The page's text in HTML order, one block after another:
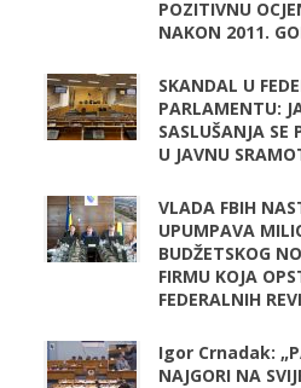
POZITIVNU
NAKON 2011.
SKANDAL U
PARLAMENTU:
SASLUŠANJA SE
U JAVNU
VLADA FBIH
UPUMPAVA
BUDŽETSKOG
FIRMU KOJA
FEDERALNIH
Igor Crnadak:
NAJGORI NA